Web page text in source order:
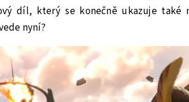
díl, který se konečně ukazuje také
nyní?